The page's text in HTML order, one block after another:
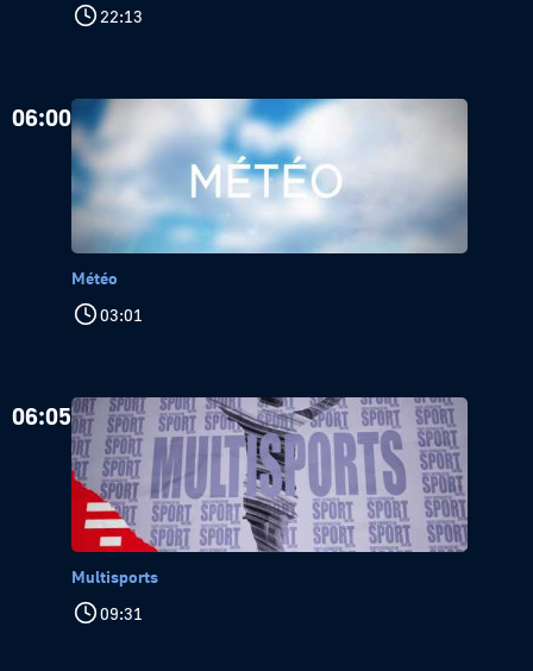
22:13
06:00
Météo
03:01
06:05
Multisports
09:31